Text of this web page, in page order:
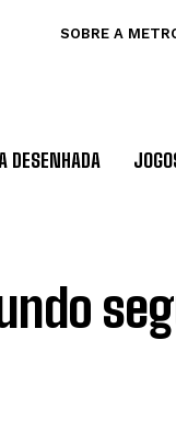
SOBRE A
DESENHADA